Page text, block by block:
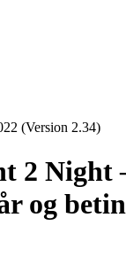
(Version 2.34)
2 Night
og